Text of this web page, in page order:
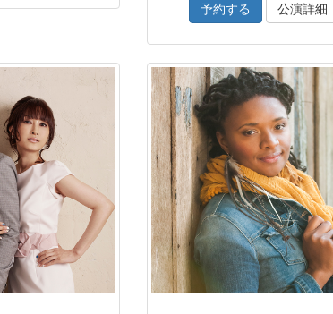
予約する
公演詳細